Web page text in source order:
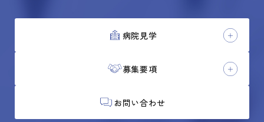
病院見学
募集要項
お問い合わせ